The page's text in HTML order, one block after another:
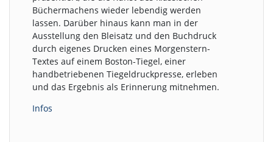
Büchermachens wieder lebendig werden
lassen. Darüber hinaus kann man in der
Ausstellung den Bleisatz und den Buchdruck
durch eigenes Drucken eines Morgenstern-
Textes auf einem Boston-Tiegel, einer
handbetriebenen Tiegeldruckpresse, erleben
und das Ergebnis als Erinnerung mitnehmen.
Infos